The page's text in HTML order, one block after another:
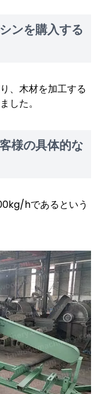
ンを購入する
、木材を加工する
した。
様の具体的な
hであるという